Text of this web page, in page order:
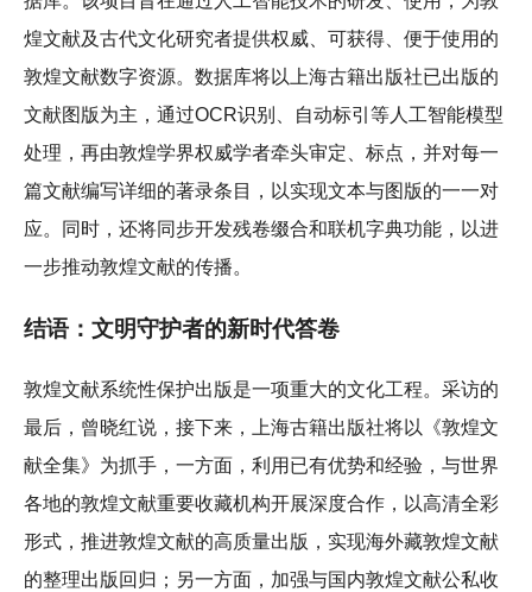
煌文献及古代文化研究者提供权威、可获得、便于使用的
敦煌文献数字资源。数据库将以上海古籍出版社已出版的
文献图版为主，通过OCR识别、自动标引等人工智能模型
处理，再由敦煌学界权威学者牵头审定、标点，并对每一
篇文献编写详细的著录条目，以实现文本与图版的一一对
应。同时，还将同步开发残卷缀合和联机字典功能，以进
一步推动敦煌文献的传播。
结语：文明守护者的新时代答卷
敦煌文献系统性保护出版是一项重大的文化工程。采访的
最后，曾晓红说，接下来，上海古籍出版社将以《敦煌文
献全集》为抓手，一方面，利用已有优势和经验，与世界
各地的敦煌文献重要收藏机构开展深度合作，以高清全彩
形式，推进敦煌文献的高质量出版，实现海外藏敦煌文献
的整理出版回归；另一方面，加强与国内敦煌文献公私收